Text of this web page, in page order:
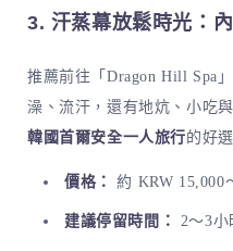
3. 汗蒸幕放鬆時光：
推薦前往「Dragon Hill Spa
澡、流汗，還有地炕、小吃
韓國首爾安全一人旅行的好
價格： 約 KRW 15,000
建議停留時間： 2～3小